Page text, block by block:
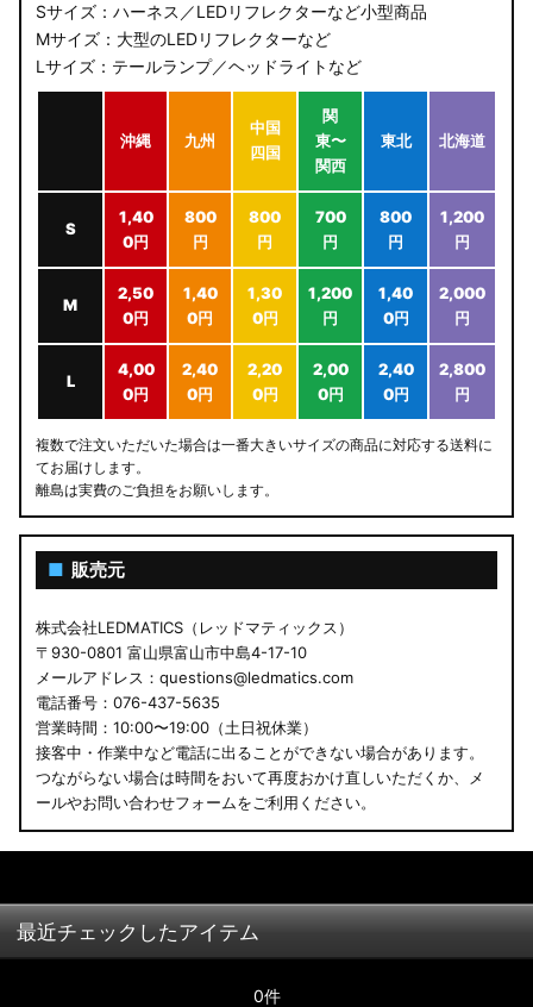
Sサイズ：ハーネス／LEDリフレクターなど小型商品
Mサイズ：大型のLEDリフレクターなど
Lサイズ：テールランプ／ヘッドライトなど
沖縄 九州
中国
四国
関
東〜
関西
東北 北海道
S
1,40
0円
800
円
800
円
700
円
800
円
1,200
円
M
2,50
0円
1,40
0円
1,30
0円
1,200
円
1,40
0円
2,000
円
L
4,00
0円
2,40
0円
2,20
0円
2,00
0円
2,40
0円
2,800
円
複数で注文いただいた場合は一番大きいサイズの商品に対応する送料に
てお届けします。
離島は実費のご負担をお願いします。
■ 販売元
株式会社LEDMATICS（レッドマティックス）
〒930-0801 富山県富山市中島4-17-10
メールアドレス：questions@ledmatics.com
電話番号：076-437-5635
営業時間：10:00〜19:00（土日祝休業）
接客中・作業中など電話に出ることができない場合があります。
つながらない場合は時間をおいて再度おかけ直しいただくか、メ
ールやお問い合わせフォームをご利用ください。
最近チェックしたアイテム
0件